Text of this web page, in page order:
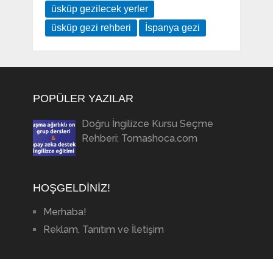
üsküp gezilecek yerler
üsküp gezi rehberi
İspanya gezi
POPÜLER YAZILAR
Doğru İngilizce Kursu Seçme
Rehberi: Tomashoca.com
HOŞGELDINIZ!
Merhaba!
Reklam, Tanıtım ve İletişim